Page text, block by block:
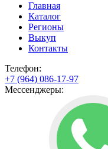
Главная
Каталог
Регионы
Выкуп
Контакты
Телефон:
+7 (964) 086-17-97
Мессенджеры: